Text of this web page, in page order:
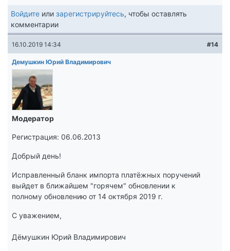
Войдите или зарегистрируйтесь, чтобы оставлять
комментарии
16.10.2019 14:34 #14
Демушкин Юрий Владимирович
Модератор
Регистрация: 06.06.2013
Добрый день!
Исправленный бланк импорта платёжных поручений
выйдет в ближайшем "горячем" обновлении к
полному обновлению от 14 октября 2019 г.
С уважением,
Дёмушкин Юрий Владимирович